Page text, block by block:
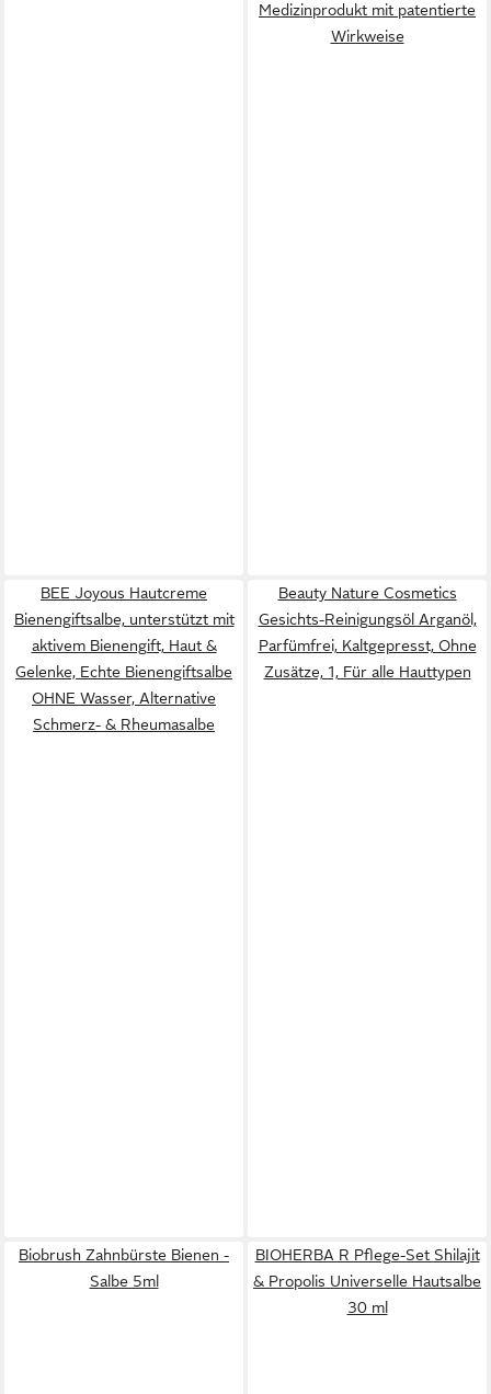
Medizinprodukt mit patentierte
Wirkweise
BEE Joyous Hautcreme
Bienengiftsalbe, unterstützt mit
aktivem Bienengift, Haut &
Gelenke, Echte Bienengiftsalbe
OHNE Wasser, Alternative
Schmerz- & Rheumasalbe
Beauty Nature Cosmetics
Gesichts-Reinigungsöl Arganöl,
Parfümfrei, Kaltgepresst, Ohne
Zusätze, 1, Für alle Hauttypen
Biobrush Zahnbürste Bienen -
Salbe 5ml
BIOHERBA R Pflege-Set Shilajit
& Propolis Universelle Hautsalbe
30 ml